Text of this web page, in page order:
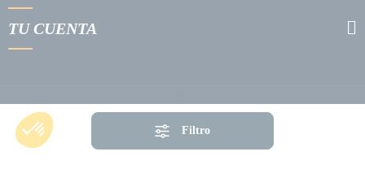
Filtro
TU CUENTA